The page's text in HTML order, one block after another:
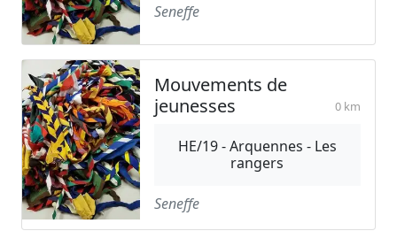
Seneffe
Mouvements de
jeunesses
0 km
HE/19 - Arquennes - Les
rangers
Seneffe